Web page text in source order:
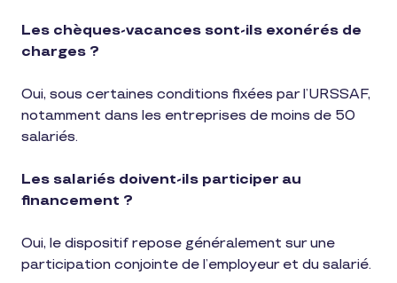
Les chèques-vacances sont-ils exonérés de
charges ?
Oui, sous certaines conditions fixées par l’URSSAF,
notamment dans les entreprises de moins de 50
salariés.
Les salariés doivent-ils participer au
financement ?
Oui, le dispositif repose généralement sur une
participation conjointe de l’employeur et du salarié.